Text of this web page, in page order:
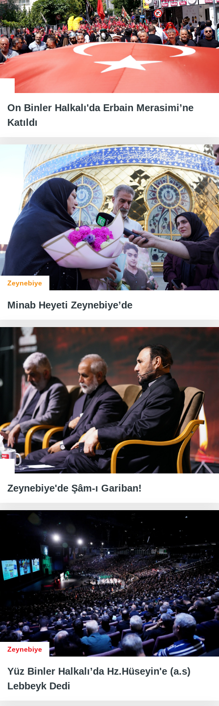
On Binler Halkalı'da Erbain Merasimi’ne
Katıldı
Zeynebiye
Minab Heyeti Zeynebiye’de
Zeynebiye'de Şâm-ı Gariban!
Zeynebiye
Yüz Binler Halkalı’da Hz.Hüseyin'e (a.s)
Lebbeyk Dedi